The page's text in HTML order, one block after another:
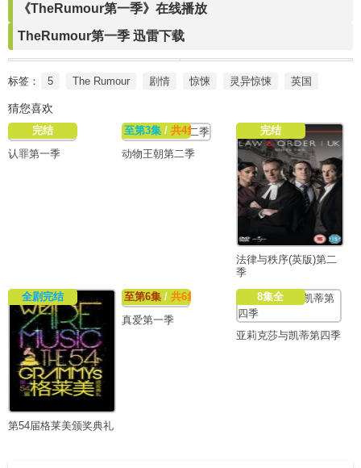
《TheRumour第一季》在线播放
TheRumour第一季 迅雷下载
标签： 5 The Rumour 剧情 惊悚 灵异惊悚 英国
猜您喜欢
完结
认罪第一季
至第3集 /共4集
动物王朝第二季
完结
法律与秩序(英版)第二
季
全剧完结
第54届格莱美颁奖典礼
至第6集 /共6集
真爱第一季
8集全
亚莉克莎与凯蒂第四季